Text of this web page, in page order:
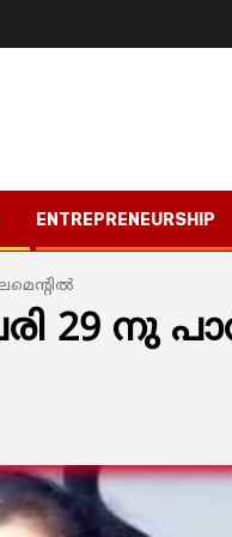
ENTREPRENEURSHIP
29 നു